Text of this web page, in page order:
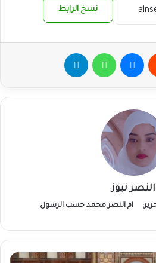
نسخ الرابط
ماسنجر واتساب
النصر نيوز
ام النصر محمد حسب الرسول